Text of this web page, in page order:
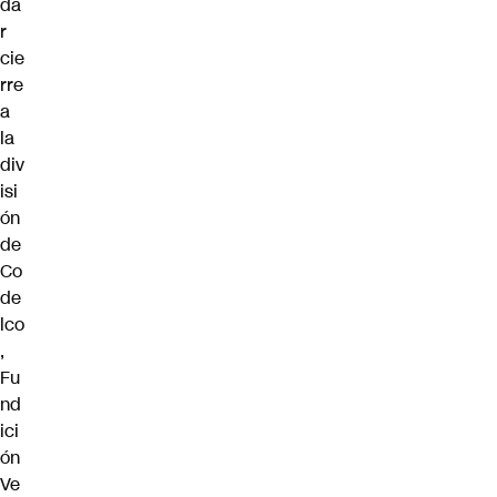
r
cie
rre
a
la
div
isi
ón
de
Co
de
lco
,
Fu
nd
ici
ón
Ve